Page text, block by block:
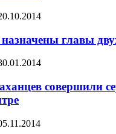
главы
совершили